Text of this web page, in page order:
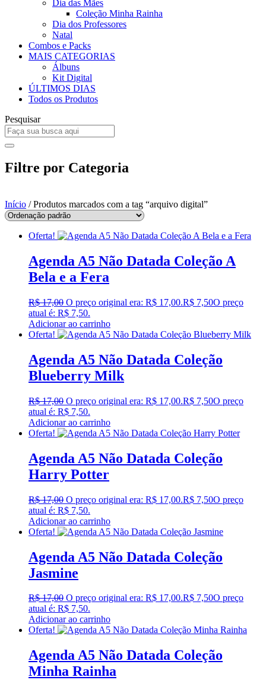
Dia das Mães
Coleção Minha Rainha
Dia dos Professores
Natal
Combos e Packs
MAIS CATEGORIAS
Álbuns
Kit Digital
ÚLTIMOS DIAS
Todos os Produtos
Pesquisar
Filtre por Categoria
Início / Produtos marcados com a tag “arquivo digital”
Oferta!
Agenda A5 Não Datada Coleção A
Bela e a Fera
R$17,00 O preço original era: R$ 17,00.R$ 7,50O preço
atual é: R$ 7,50.
Adicionar ao carrinho
Oferta!
Agenda A5 Não Datada Coleção
Blueberry Milk
R$17,00 O preço original era: R$ 17,00.R$ 7,50O preço
atual é: R$ 7,50.
Adicionar ao carrinho
Oferta!
Agenda A5 Não Datada Coleção
Harry Potter
R$17,00 O preço original era: R$ 17,00.R$ 7,50O preço
atual é: R$ 7,50.
Adicionar ao carrinho
Oferta!
Agenda A5 Não Datada Coleção
Jasmine
R$17,00 O preço original era: R$ 17,00.R$ 7,50O preço
atual é: R$ 7,50.
Adicionar ao carrinho
Oferta!
Agenda A5 Não Datada Coleção
Minha Rainha